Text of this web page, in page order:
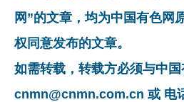
网”的文章，均为中国有色网
权同意发布的文章。
如需转载，转载方必须与中国
cnmn@cnmn.com.cn 或 电